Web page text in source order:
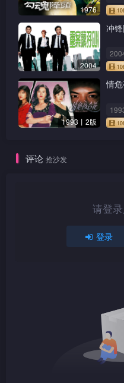
1976
2004
冲
1993丨2版
情
评论 抢沙发
请登
登录